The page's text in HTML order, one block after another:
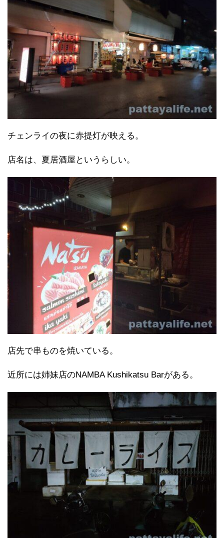
チェンライの夜に赤提灯が映える。
店名は、夏居酒屋というらしい。
店先で串ものを焼いている。
近所には姉妹店のNAMBA Kushikatsu Barがある。